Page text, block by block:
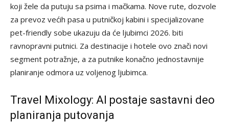
koji žele da putuju sa psima i mačkama. Nove rute, dozvole
za prevoz većih pasa u putničkoj kabini i specijalizovane
pet-friendly sobe ukazuju da će ljubimci 2026. biti
ravnopravni putnici. Za destinacije i hotele ovo znači novi
segment potražnje, a za putnike konačno jednostavnije
planiranje odmora uz voljenog ljubimca.
Travel Mixology: AI postaje sastavni deo
planiranja putovanja